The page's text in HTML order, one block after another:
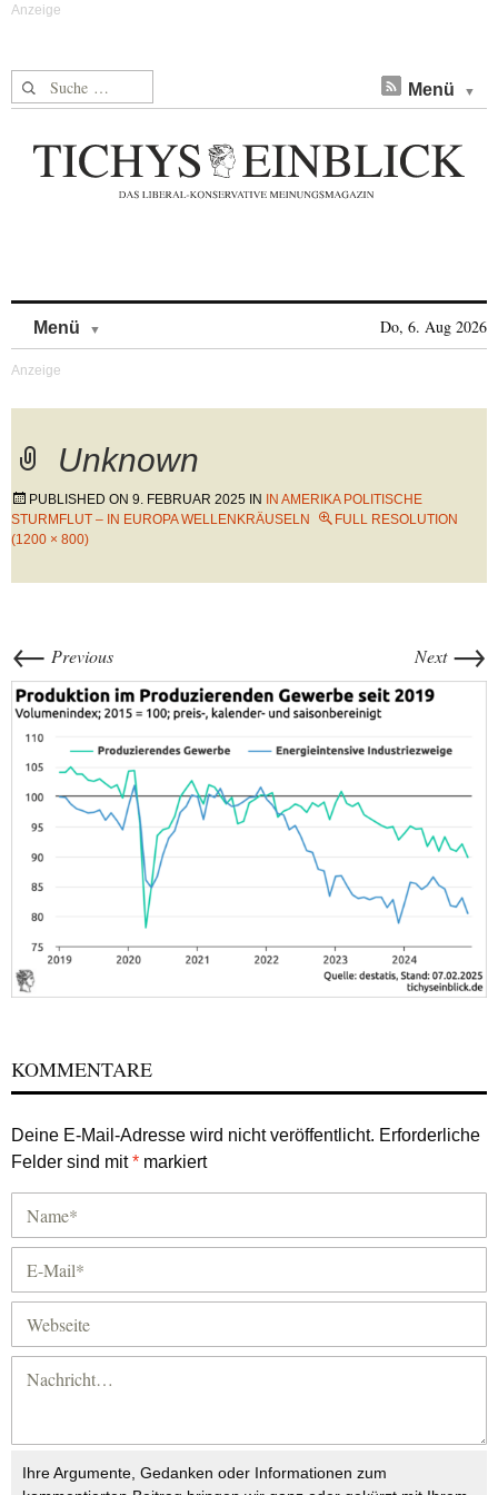
Suche nach: Menü
Menü Do, 6. Aug 2026
Unknown
PUBLISHED ON 9. FEBRUAR 2025 IN
IN AMERIKA POLITISCHE
STURMFLUT – IN EUROPA WELLENKRÄUSELN
FULL RESOLUTION
(1200 × 800)
← Previous Next →
KOMMENTARE
Deine E-Mail-Adresse wird nicht veröffentlicht. Erforderliche
Felder sind mit* markiert
Ihre Argumente, Gedanken oder Informationen zum